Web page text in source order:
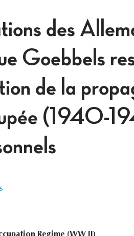
des
Goebbels
de la
(1940-